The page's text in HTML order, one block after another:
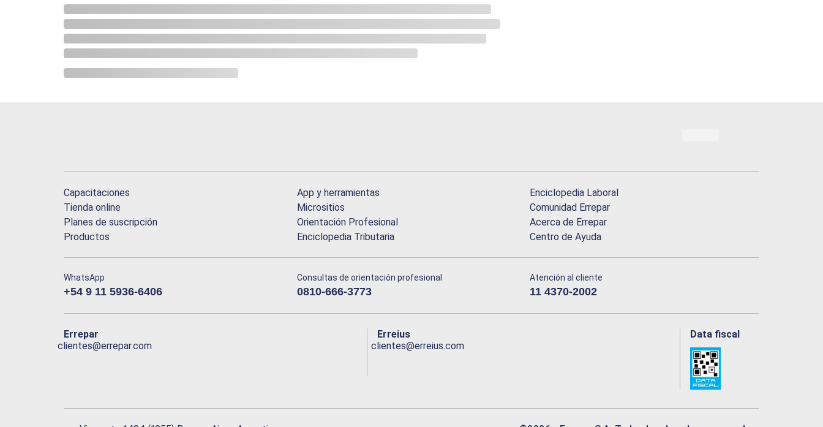
Capacitaciones
Tienda online
Planes de suscripción
Productos
App y herramientas
Micrositios
Orientación Profesional
Enciclopedia Tributaria
Enciclopedia Laboral
Comunidad Errepar
Acerca de Errepar
Centro de Ayuda
WhatsApp
+54 9 11 5936-6406
Consultas de orientación profesional
0810-666-3773
Atención al cliente
11 4370-2002
Errepar
clientes@errepar.com
Erreius
clientes@erreius.com
Data fiscal